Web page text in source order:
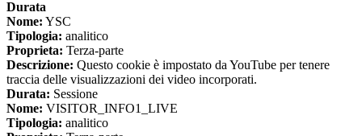
Durata
Nome: YSC
Tipologia: analitico
Proprieta: Terza-parte
Descrizione: Questo cookie è impostato da YouTube per tenere
traccia delle visualizzazioni dei video incorporati.
Durata: Sessione
Nome: VISITOR_INFO1_LIVE
Tipologia: analitico